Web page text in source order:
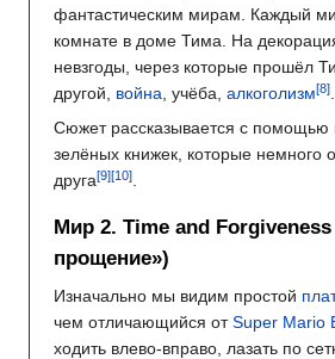
фантастическим мирам. Каждый
комнате в доме Тима. На
невзгоды, через которые прошёл
другой, война, учёба, алкоголизм
.
Сюжет рассказывается с помощью
зелёных книжек, которые немного
друга
.
Мир 2. Time and
прощение»)
Изначально мы видим простой
чем отличающийся отSuper Mario
ходить влево-вправо, лазать по